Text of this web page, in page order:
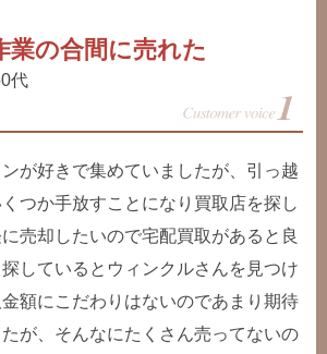
業の合間に売れた
代
が好きで集めていましたが、引っ越
つか手放すことになり買取店を探し
売却したいので宅配買取があると良
しているとウィンクルさんを見つけ
額にこだわりはないのであまり期待
が、そんなにたくさん売ってないの